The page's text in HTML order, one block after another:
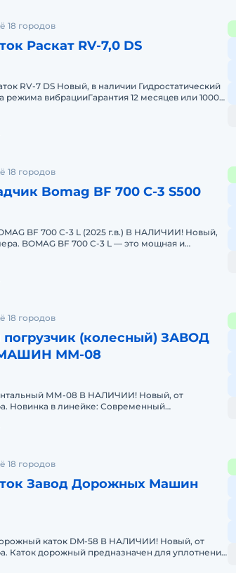
18 городов
Раскат RV-7,0 DS
RV-7 DS Нoвый, в наличии Гидростатический
режима вибрацииГaрантия 12 месяцeв или 1000
18 городов
Bomag BF 700 C-3 S500
BF 700 C-3 L (2025 г.в.) В НАЛИЧИИ! Новый,
BOMAG BF 700 C-3 L — это мощная и
18 городов
(колесный) ЗАВОД
ММ-08
ММ-08 В НАЛИЧИИ! Новый, от
Новинка в линейке: Современный
18 городов
Завод Дорожных Машин
каток DM-58 В НАЛИЧИИ! Новый, от
Каток дорожный предназначен для уплотнения